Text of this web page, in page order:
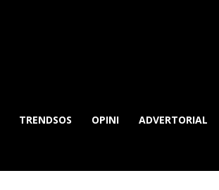
TRENDSOS OPINI ADVERTORIAL